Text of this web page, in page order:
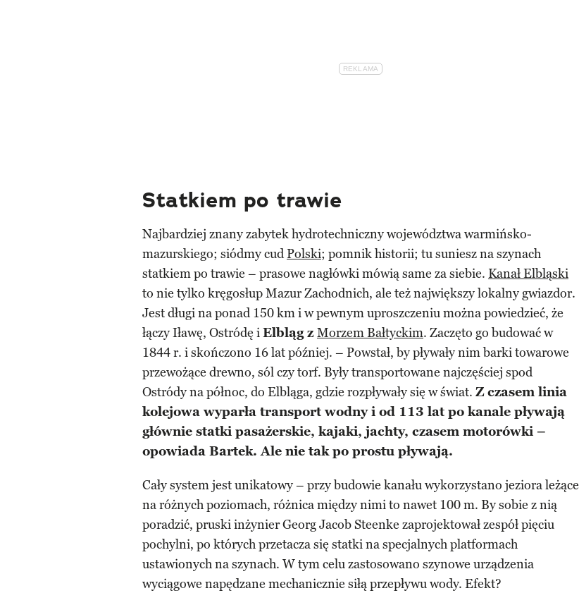
Statkiem po trawie
Najbardziej znany zabytek hydrotechniczny województwa warmińsko-
mazurskiego; siódmy cudPolski; pomnik historii; tu suniesz na szynach
statkiem po trawie – prasowe nagłówki mówią same za siebie. Kanał Elbląski
to nie tylko kręgosłup Mazur Zachodnich, ale też największy lokalny gwiazdor.
Jest długi na ponad 150 km i w pewnym uproszczeniu można powiedzieć, że
łączy Iławę, Ostródę iElbląg z Morzem Bałtyckim. Zaczęto go budować w
1844 r. i skończono 16 lat później. – Powstał, by pływały nim barki towarowe
przewożące drewno, sól czy torf. Były transportowane najczęściej spod
Ostródy na północ, do Elbląga, gdzie rozpływały się w świat. Z czasem linia
kolejowa wyparła transport wodny i od 113 lat po kanale pływają
głównie statki pasażerskie, kajaki, jachty, czasem motorówki –
opowiada Bartek. Ale nie tak po prostu pływają.
Cały system jest unikatowy – przy budowie kanału wykorzystano jeziora leżące
na różnych poziomach, różnica między nimi to nawet 100 m. By sobie z nią
poradzić, pruski inżynier Georg Jacob Steenke zaprojektował zespół pięciu
pochylni, po których przetacza się statki na specjalnych platformach
ustawionych na szynach. W tym celu zastosowano szynowe urządzenia
wyciągowe napędzane mechanicznie siłą przepływu wody. Efekt?